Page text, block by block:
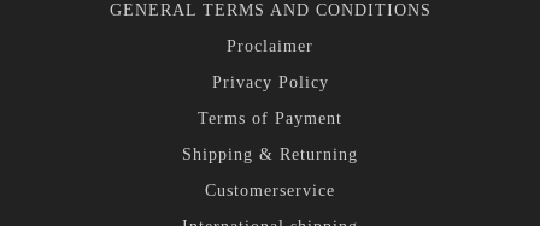
GENERAL TERMS AND CONDITIONS
Proclaimer
Privacy Policy
Terms of Payment
Shipping & Returning
Customerservice